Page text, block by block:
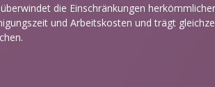
die Einschränkungen
und Arbeitskosten und trägt